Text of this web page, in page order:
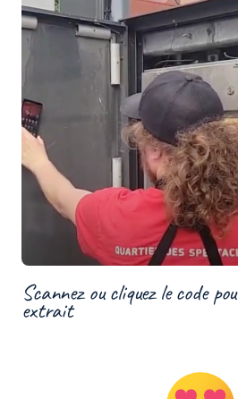
Scannez ou cliquez le code
extrait